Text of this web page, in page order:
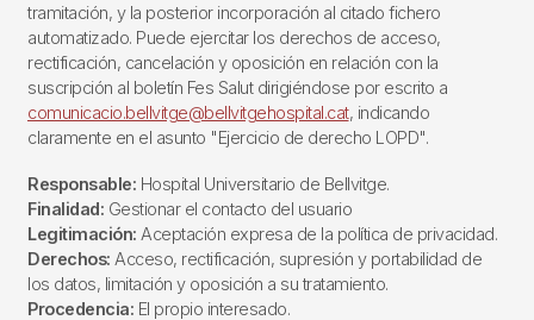
tramitación, y la posterior incorporación al citado fichero
automatizado. Puede ejercitar los derechos de acceso,
rectificación, cancelación y oposición en relación con la
suscripción al boletín Fes Salut dirigiéndose por escrito a
comunicacio.bellvitge@bellvitgehospital.cat, indicando
claramente en el asunto "Ejercicio de derecho LOPD".
Responsable: Hospital Universitario de Bellvitge.
Finalidad: Gestionar el contacto del usuario
Legitimación: Aceptación expresa de la política de privacidad.
Derechos: Acceso, rectificación, supresión y portabilidad de
los datos, limitación y oposición a su tratamiento.
Procedencia: El propio interesado.